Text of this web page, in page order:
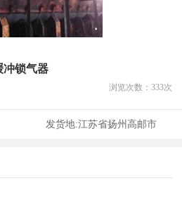
冲锁气器
浏览次数： 333次
发货地:江苏省扬州高邮市